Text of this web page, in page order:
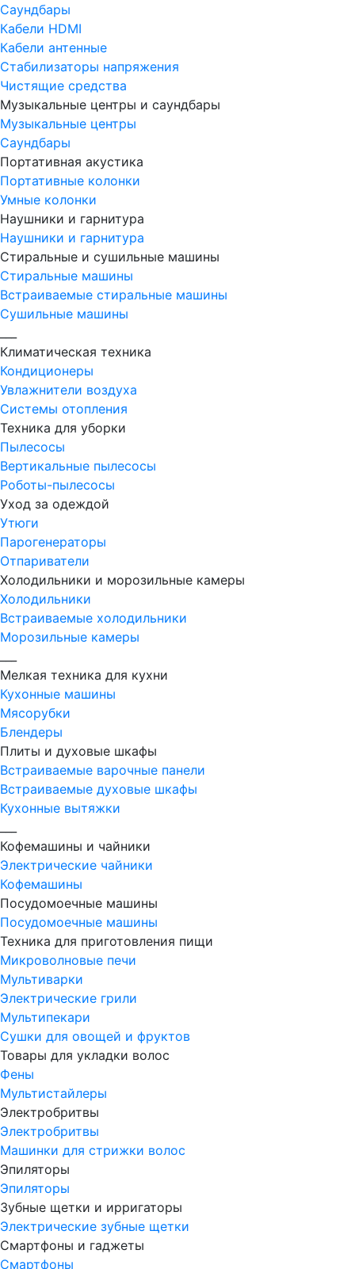
Саундбары
Кабели HDMI
Кабели антенные
Стабилизаторы напряжения
Чистящие средства
Музыкальные центры и саундбары
Музыкальные центры
Саундбары
Портативная акустика
Портативные колонки
Умные колонки
Наушники и гарнитура
Наушники и гарнитура
Стиральные и сушильные машины
Стиральные машины
Встраиваемые стиральные машины
Сушильные машины
Климатическая техника
Кондиционеры
Увлажнители воздуха
Системы отопления
Техника для уборки
Пылесосы
Вертикальные пылесосы
Роботы-пылесосы
Уход за одеждой
Утюги
Парогенераторы
Отпариватели
Холодильники и морозильные камеры
Холодильники
Встраиваемые холодильники
Морозильные камеры
Мелкая техника для кухни
Кухонные машины
Мясорубки
Блендеры
Плиты и духовые шкафы
Встраиваемые варочные панели
Встраиваемые духовые шкафы
Кухонные вытяжки
Кофемашины и чайники
Электрические чайники
Кофемашины
Посудомоечные машины
Посудомоечные машины
Техника для приготовления пищи
Микроволновые печи
Мультиварки
Электрические грили
Мультипекари
Сушки для овощей и фруктов
Товары для укладки волос
Фены
Мультистайлеры
Электробритвы
Электробритвы
Машинки для стрижки волос
Эпиляторы
Эпиляторы
Зубные щетки и ирригаторы
Электрические зубные щетки
Смартфоны и гаджеты
Смартфоны